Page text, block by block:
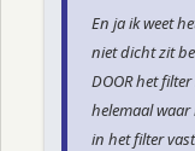
En ja ik weet
niet dicht zit
DOOR het
helemaal waar
in het filter